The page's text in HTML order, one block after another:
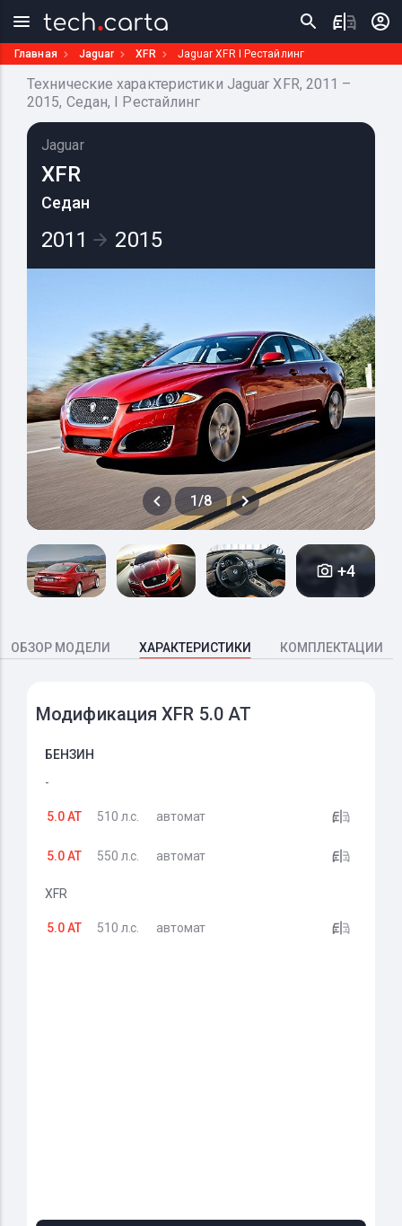
Главная Jaguar XFR Jaguar XFR I Рестайлинг
Технические характеристики Jaguar XFR, 2011 –
2015, Седан, I Рестайлинг
Jaguar
XFR
Седан
2011 2015
1/8
+4
ОБЗОР МОДЕЛИ ХАРАКТЕРИСТИКИ КОМПЛЕКТАЦИИ
Модификация XFR 5.0 AT
БЕНЗИН
-
5.0 AT 510 л.с. автомат
5.0 AT 550 л.с. автомат
XFR
5.0 AT 510 л.с. автомат